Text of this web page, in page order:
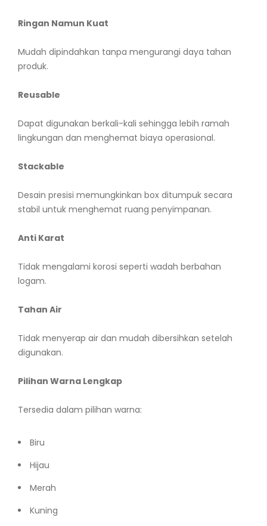
Ringan Namun Kuat
Mudah dipindahkan tanpa mengurangi daya tahan
produk.
Reusable
Dapat digunakan berkali-kali sehingga lebih ramah
lingkungan dan menghemat biaya operasional.
Stackable
Desain presisi memungkinkan box ditumpuk secara
stabil untuk menghemat ruang penyimpanan.
Anti Karat
Tidak mengalami korosi seperti wadah berbahan
logam.
Tahan Air
Tidak menyerap air dan mudah dibersihkan setelah
digunakan.
Pilihan Warna Lengkap
Tersedia dalam pilihan warna:
Biru
Hijau
Merah
Kuning